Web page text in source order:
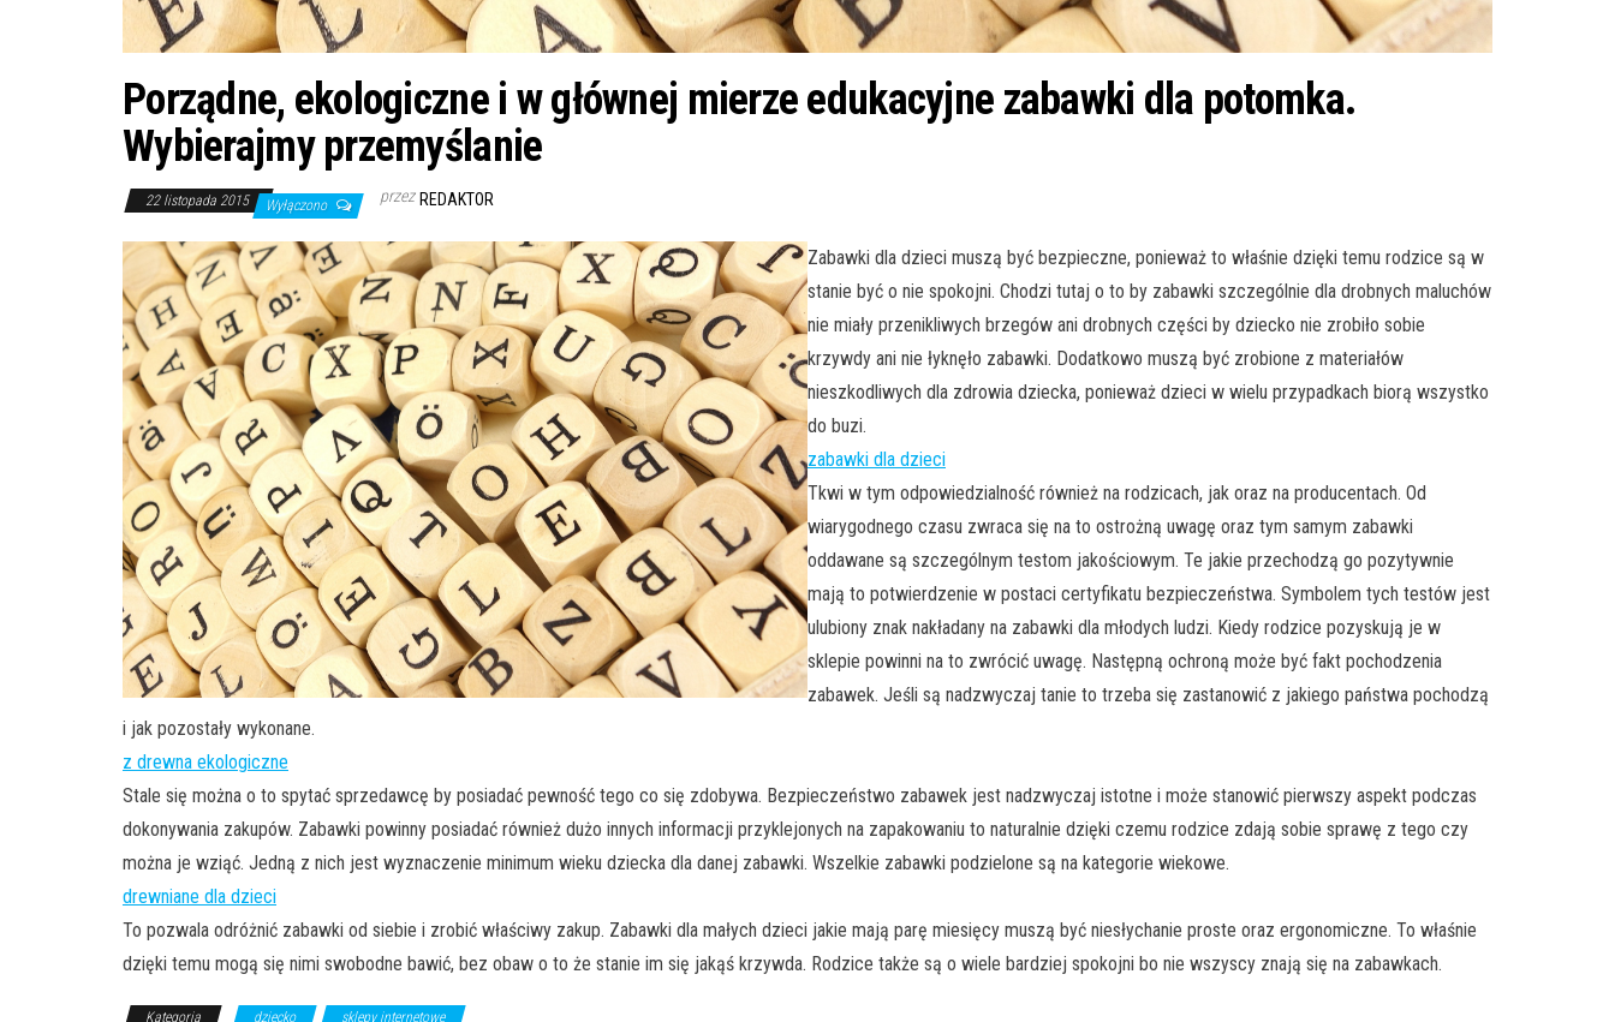
Porządne, ekologiczne i w głównej mierze edukacyjne zabawki dla potomka.
Wybierajmy przemyślanie
22 listopada 2015 Wyłączono przez REDAKTOR
Zabawki dla dzieci muszą być bezpieczne, ponieważ to właśnie dzięki temu rodzice są w
stanie być o nie spokojni. Chodzi tutaj o to by zabawki szczególnie dla drobnych maluchów
nie miały przenikliwych brzegów ani drobnych części by dziecko nie zrobiło sobie
krzywdy ani nie łyknęło zabawki. Dodatkowo muszą być zrobione z materiałów
nieszkodliwych dla zdrowia dziecka, ponieważ dzieci w wielu przypadkach biorą wszystko
do buzi.
zabawki dla dzieci
Tkwi w tym odpowiedzialność również na rodzicach, jak oraz na producentach. Od
wiarygodnego czasu zwraca się na to ostrożną uwagę oraz tym samym zabawki
oddawane są szczególnym testom jakościowym. Te jakie przechodzą go pozytywnie
mają to potwierdzenie w postaci certyfikatu bezpieczeństwa. Symbolem tych testów jest
ulubiony znak nakładany na zabawki dla młodych ludzi. Kiedy rodzice pozyskują je w
sklepie powinni na to zwrócić uwagę. Następną ochroną może być fakt pochodzenia
zabawek. Jeśli są nadzwyczaj tanie to trzeba się zastanowić z jakiego państwa pochodzą
i jak pozostały wykonane.
z drewna ekologiczne
Stale się można o to spytać sprzedawcę by posiadać pewność tego co się zdobywa. Bezpieczeństwo zabawek jest nadzwyczaj istotne i może stanowić pierwszy aspekt podczas
dokonywania zakupów. Zabawki powinny posiadać również dużo innych informacji przyklejonych na zapakowaniu to naturalnie dzięki czemu rodzice zdają sobie sprawę z tego czy
można je wziąć. Jedną z nich jest wyznaczenie minimum wieku dziecka dla danej zabawki. Wszelkie zabawki podzielone są na kategorie wiekowe.
drewniane dla dzieci
To pozwala odróżnić zabawki od siebie i zrobić właściwy zakup. Zabawki dla małych dzieci jakie mają parę miesięcy muszą być niesłychanie proste oraz ergonomiczne. To właśnie
dzięki temu mogą się nimi swobodne bawić, bez obaw o to że stanie im się jakąś krzywda. Rodzice także są o wiele bardziej spokojni bo nie wszyscy znają się na zabawkach.
Kategoria dziecko sklepy internetowe